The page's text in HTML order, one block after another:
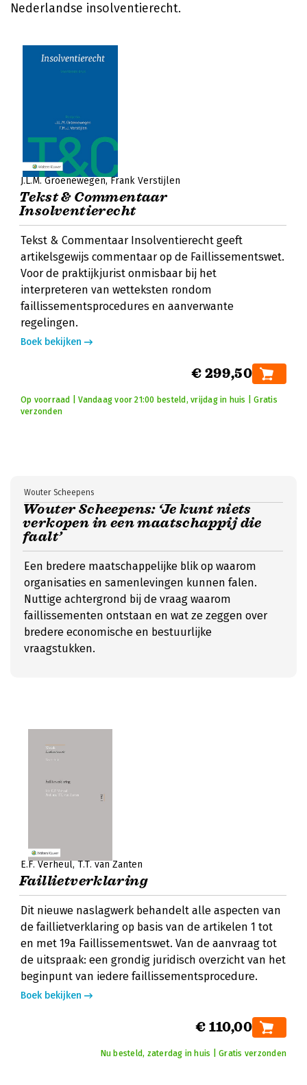
Nederlandse insolventierecht.
J.L.M. Groenewegen Frank Verstijlen
Tekst & Commentaar
Insolventierecht
Tekst & Commentaar Insolventierecht geeft
artikelsgewijs commentaar op de Faillissementswet.
Voor de praktijkjurist onmisbaar bij het
interpreteren van wetteksten rondom
faillissementsprocedures en aanverwante
regelingen.
Boek bekijken
€ 299,50
Op voorraad | Vandaag voor 21:00 besteld, vrijdag in huis | Gratis
verzonden
Wouter Scheepens: ‘Je kunt niets
verkopen in een maatschappij die
faalt’
Wouter Scheepens
Een bredere maatschappelijke blik op waarom
organisaties en samenlevingen kunnen falen.
Nuttige achtergrond bij de vraag waarom
faillissementen ontstaan en wat ze zeggen over
bredere economische en bestuurlijke
vraagstukken.
E.F. Verheul T.T. van Zanten
Faillietverklaring
Dit nieuwe naslagwerk behandelt alle aspecten van
de faillietverklaring op basis van de artikelen 1 tot
en met 19a Faillissementswet. Van de aanvraag tot
de uitspraak: een grondig juridisch overzicht van het
beginpunt van iedere faillissementsprocedure.
Boek bekijken
€ 110,00
Nu besteld, zaterdag in huis | Gratis verzonden